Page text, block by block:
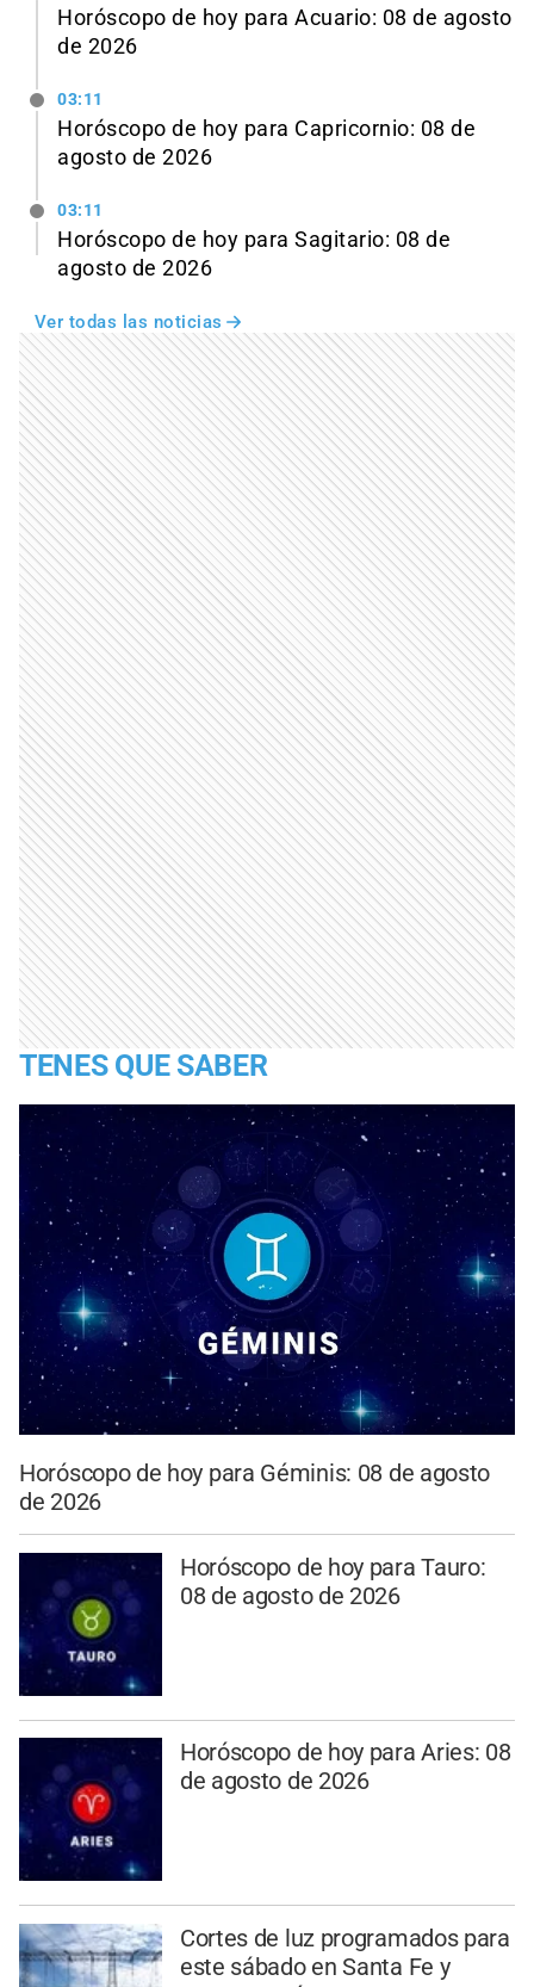
Horóscopo de hoy para Acuario: 08 de agosto
de 2026
03:11
Horóscopo de hoy para Capricornio: 08 de
agosto de 2026
03:11
Horóscopo de hoy para Sagitario: 08 de
agosto de 2026
Ver todas las noticias
TENES QUE SABER
Horóscopo de hoy para Géminis: 08 de agosto
de 2026
Horóscopo de hoy para Tauro:
08 de agosto de 2026
Horóscopo de hoy para Aries: 08
de agosto de 2026
Cortes de luz programados para
este sábado en Santa Fe y